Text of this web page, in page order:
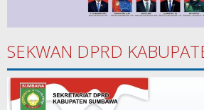
SEKWAN DPRD